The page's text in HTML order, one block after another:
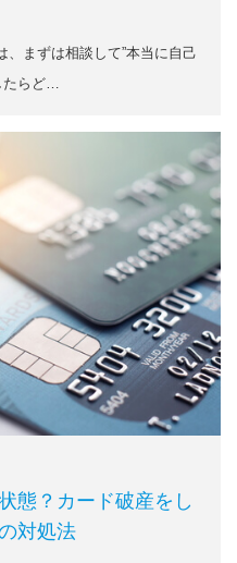
まずは相談して”本当に自己
たらど…
態？カード破産をし
対処法